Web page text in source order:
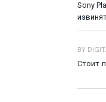
Sony
BY
Стоит